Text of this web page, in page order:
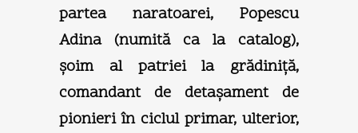
partea naratoarei, Popescu
Adina (numită ca la catalog),
şoim al patriei la grădiniţă,
comandant de detaşament de
pionieri în ciclul primar, ulterior,